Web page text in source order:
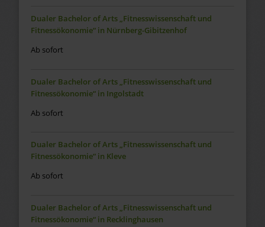
Dualer Bachelor of Arts „Fitnesswissenschaft und
Fitnessökonomie“ in Nürnberg-Gibitzenhof
Ab sofort
Dualer Bachelor of Arts „Fitnesswissenschaft und
Fitnessökonomie“ in Ingolstadt
Ab sofort
Dualer Bachelor of Arts „Fitnesswissenschaft und
Fitnessökonomie“ in Kleve
Ab sofort
Dualer Bachelor of Arts „Fitnesswissenschaft und
Fitnessökonomie“ in Recklinghausen